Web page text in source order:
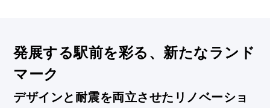
発展する駅前を彩る、新たなランド
マーク
デザインと耐震を両立させたリノベーショ